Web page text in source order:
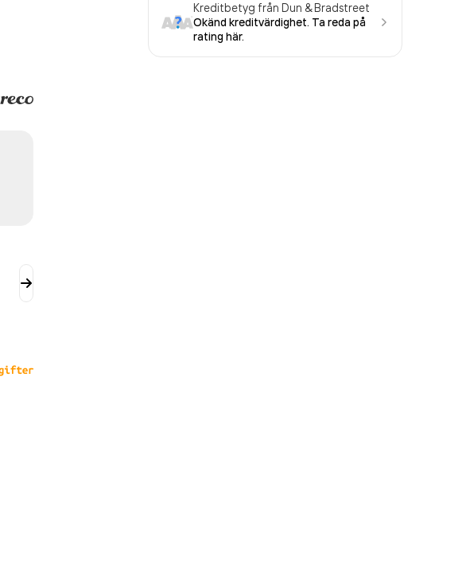
Kreditbetyg från Dun & Bradstreet
Okänd kreditvärdighet. Ta reda på
rating här.